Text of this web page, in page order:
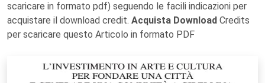
scaricare in formato pdf) seguendo le facili indicazioni per
acquistare il download credit. Acquista Download Credits
per scaricare questo Articolo in formato PDF